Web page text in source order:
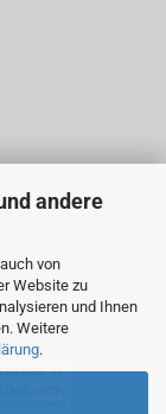
andere
von
Website zu
und Ihnen
Weitere
.